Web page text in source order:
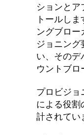
ションとア
トールし
ングブロ
ジョニン
い、そのデ
ウントブロ
プロビジョ
による役割
計されてい